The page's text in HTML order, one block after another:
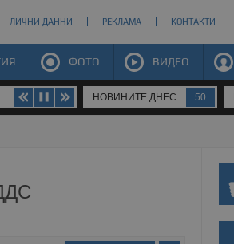
ЛИЧНИ ДАННИ РЕКЛАМА КОНТАКТИ
ФОТО ВИДЕО
НОВИНИТЕ ДНЕС 50